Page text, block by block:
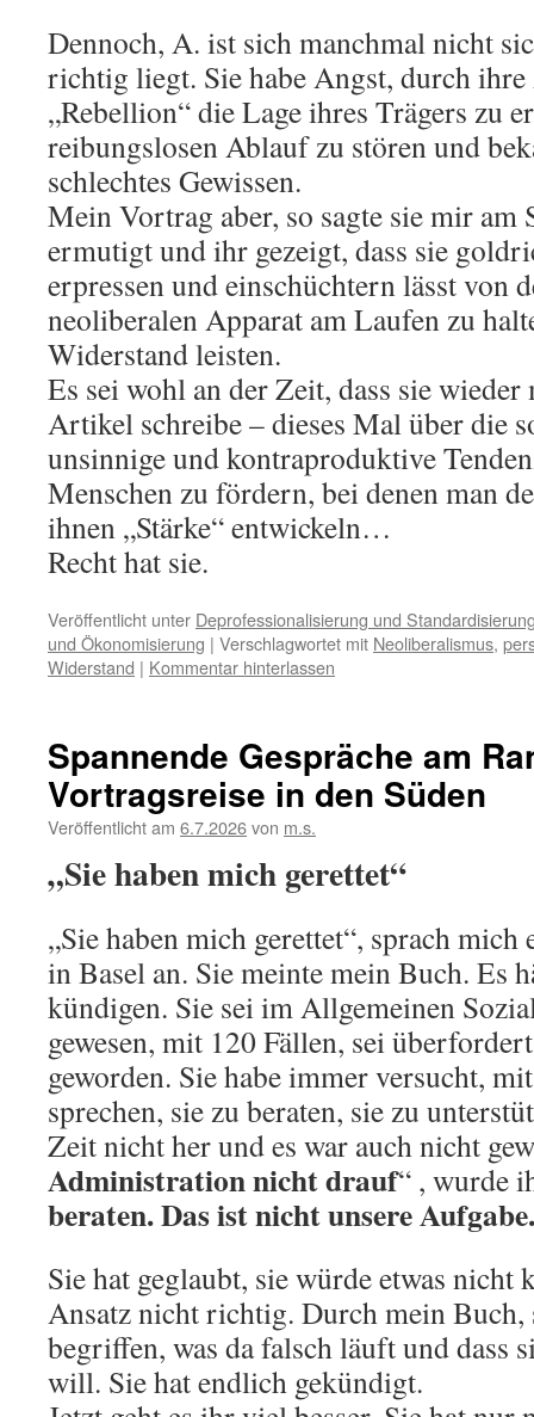
Dennoch, A. ist sich manchmal nicht
richtig liegt. Sie habe Angst, durch
„Rebellion“ die Lage ihres Trägers zu
reibungslosen Ablauf zu stören und
schlechtes Gewissen.
Mein Vortrag aber, so sagte sie mir am
ermutigt und ihr gezeigt, dass sie
erpressen und einschüchtern lässt von
neoliberalen Apparat am Laufen zu
Widerstand leisten.
Es sei wohl an der Zeit, dass sie
Artikel schreibe – dieses Mal über die
unsinnige und kontraproduktive
Menschen zu fördern, bei denen man
ihnen „Stärke“ entwickeln…
Recht hat sie.
Veröffentlicht unter Deprofessionalisierung und
und Ökonomisierung | Verschlagwortet mit Neoliberalismus,
Widerstand | Kommentar hinterlassen
Spannende Gespräche am
Vortragsreise in den Süden
Veröffentlicht am 6.7.2026von m.s.
„Sie haben mich gerettet“
„Sie haben mich gerettet“, sprach
in Basel an. Sie meinte mein Buch. Es
kündigen. Sie sei im Allgemeinen
gewesen, mit 120 Fällen, sei
geworden. Sie habe immer versucht,
sprechen, sie zu beraten, sie zu
Zeit nicht her und es war auch nicht
Administration nicht drauf“ , wurde
beraten. Das ist nicht unsere Aufgabe.
Sie hat geglaubt, sie würde etwas nicht
Ansatz nicht richtig. Durch mein Buch,
begriffen, was da falsch läuft und dass
will. Sie hat endlich gekündigt.